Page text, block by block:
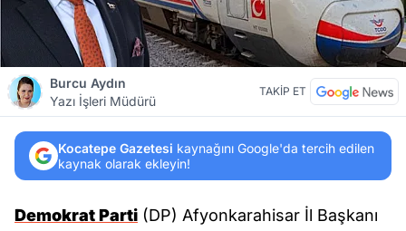
Burcu Aydın
Yazı İşleri Müdürü
TAKİP ET
Kocatepe Gazetesi kaynağını Google'da tercih edilen
kaynak olarak ekleyin!
Demokrat Parti (DP) Afyonkarahisar İl Başkanı